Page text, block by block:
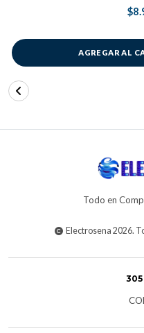
AGREGAR AL
Todo en
Electrosena 2026.